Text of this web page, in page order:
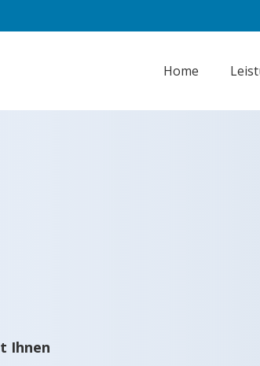
Home
Ihnen